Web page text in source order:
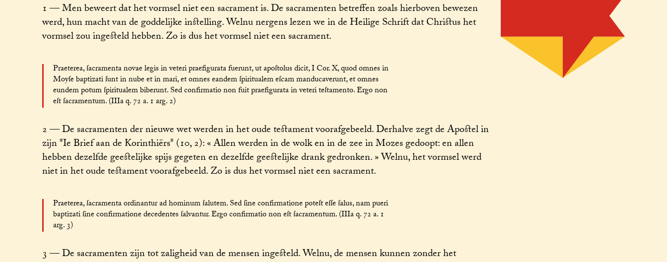
1 — Men beweert dat het vormsel niet een sacrament is. De sacramenten betreffen zoals hierboven bewezen
werd, hun macht van de goddelijke instelling. Welnu nergens lezen we in de Heilige Schrift dat Christus het
vormsel zou ingesteld hebben. Zo is dus het vormsel niet een sacrament.
Praeterea, ſacramenta novae legis in veteri praefigurata fuerunt, ut apoſtolus dicit, I Cor. X, quod omnes in
Moyſe baptizati ſunt in nube et in mari, et omnes eandem ſpiritualem eſcam manducaverunt, et omnes
eundem potum ſpiritualem biberunt. Sed confirmatio non fuit praefigurata in veteri teſtamento. Ergo non
eſt ſacramentum. (IIIa q. 72 a. 1 arg. 2)
2 — De sacramenten der nieuwe wet werden in het oude testament voorafgebeeld. Derhalve zegt de Apostel in
zijn *Ie Brief aan de Korinthiërs* (10, 2): « Allen werden in de wolk en in de zee in Mozes gedoopt: en allen
hebben dezelfde geestelijke spijs gegeten en dezelfde geestelijke drank gedronken. » Welnu, het vormsel werd
niet in het oude testament voorafgebeeld. Zo is dus het vormsel niet een sacrament.
Praeterea, ſacramenta ordinantur ad hominum ſalutem. Sed ſine confirmatione poteſt eſſe ſalus, nam pueri
baptizati ſine confirmatione decedentes ſalvantur. Ergo confirmatio non eſt ſacramentum. (IIIa q. 72 a. 1
arg. 3)
3 — De sacramenten zijn tot zaligheid van de mensen ingesteld. Welnu, de mensen kunnen zonder het